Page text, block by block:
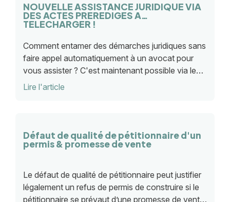
NOUVELLE ASSISTANCE JURIDIQUE VIA
DES ACTES PREREDIGES A
TELECHARGER !
Comment entamer des démarches juridiques sans
faire appel automatiquement à un avocat pour
vous assister ? C'est maintenant possible via le
site internet de téléchargement de modèles
Lire l'article
Défaut de qualité de pétitionnaire d'un
permis & promesse de vente
Le défaut de qualité de pétitionnaire peut justifier
légalement un refus de permis de construire si le
pétitionnaire se prévaut d’une promesse de vente